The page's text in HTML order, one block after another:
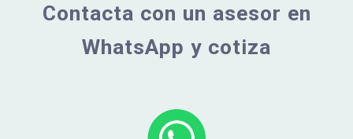
Contacta con un asesor en
WhatsApp y cotiza